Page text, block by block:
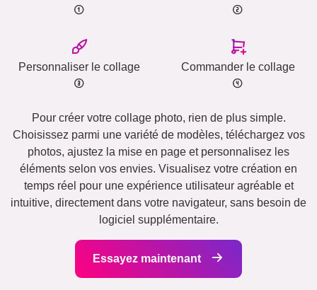
Personnaliser le collage Commander le collage
Pour créer votre collage photo, rien de plus simple.
Choisissez parmi une variété de modèles, téléchargez vos
photos, ajustez la mise en page et personnalisez les
éléments selon vos envies. Visualisez votre création en
temps réel pour une expérience utilisateur agréable et
intuitive, directement dans votre navigateur, sans besoin de
logiciel supplémentaire.
Essayez maintenant